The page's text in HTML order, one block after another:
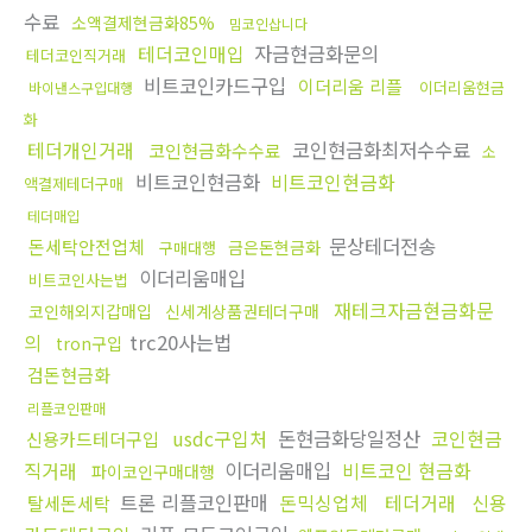
수료 소액결제현금화85% 밈코인삽니다
테더코인직거래 테더코인매입 자금현금화문의
바이낸스구입대행 비트코인카드구입 이더리움 리플
이더리움현금
화
테더개인거래 코인현금화수수료 코인현금화최저수수료 소
액결제테더구매
비트코인현금화 비트코인현금화
테더매입
돈세탁안전업체 구매대행 금은돈현금화 문상테더전송
비트코인사는법 이더리움매입
코인해외지갑매입 신세계상품권테더구매
재테크자금현금화문
의
tron구입 trc20사는법
검돈현금화
리플코인판매
신용카드테더구입 usdc구입처 돈현금화당일정산 코인현금
직거래
파이코인구매대행 이더리움매입 비트코인 현금화
탈세돈세탁 트론 리플코인판매 돈믹싱업체 테더거래
신용